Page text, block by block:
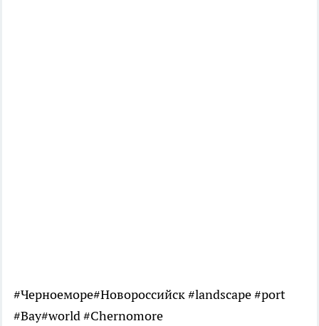
#Черноеморе#Новороссийск #landscape #port
#Bay#world #Chernomore